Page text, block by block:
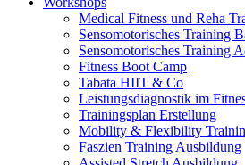
Medical Fitness und Reha
Sensomotorisches Training
Sensomotorisches Training
Fitness Boot Camp
Tabata HIIT & Co
Leistungsdiagnostik im
Trainingsplan Erstellung
Mobility & Flexibility
Faszien Training Ausbildung